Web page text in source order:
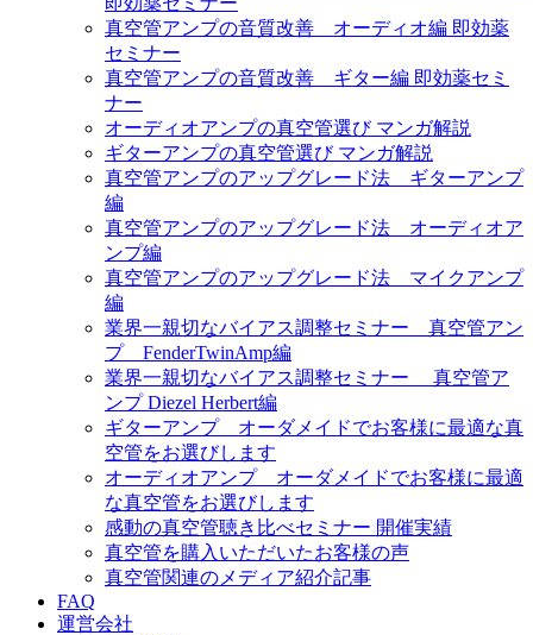
真空管アンプの音質改善 オーディオ編 即効薬
セミナー
真空管アンプの音質改善 ギター編 即効薬セミ
ナー
オーディオアンプの真空管選び マンガ解説
ギターアンプの真空管選び マンガ解説
真空管アンプのアップグレード法 ギターアンプ
編
真空管アンプのアップグレード法 オーディオア
ンプ編
真空管アンプのアップグレード法 マイクアンプ
編
業界一親切なバイアス調整セミナー 真空管アン
プ FenderTwinAmp編
業界一親切なバイアス調整セミナー 真空管ア
ンプ Diezel Herbert編
ギターアンプ オーダメイドでお客様に最適な真
空管をお選びします
オーディオアンプ オーダメイドでお客様に最適
な真空管をお選びします
感動の真空管聴き比べセミナー 開催実績
真空管を購入いただいたお客様の声
真空管関連のメディア紹介記事
FAQ
運営会社